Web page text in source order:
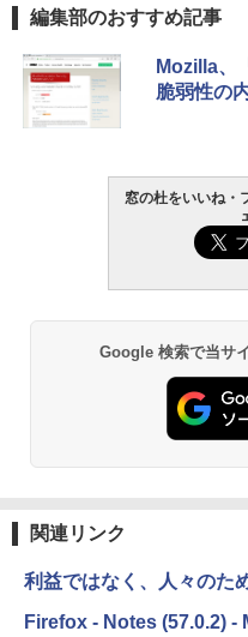
￥
ンチデ
週間持
ない、
書籍リ
￥
Kindle
ション
るさ自
編集部のおすすめ記事
Mozilla、
脆弱性の
窓の杜をいいね・
Google 検索で当サ
関連リンク
利益ではなく、人々のた
Firefox - Notes (57.0.2) -